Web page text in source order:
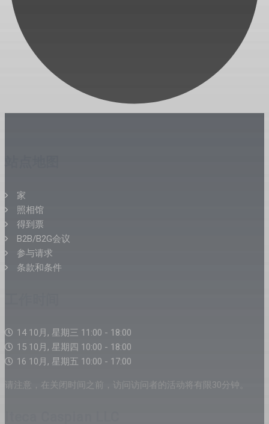
家
照相馆
得到票
B2B/B2G会议
参与请求
条款和条件
14 10月, 星期三 11:00 - 18:00
15 10月, 星期四 10:00 - 18:00
16 10月, 星期五 10:00 - 17:00
请注意，在关闭时间之前，访问访问者的活动将有限30分钟。